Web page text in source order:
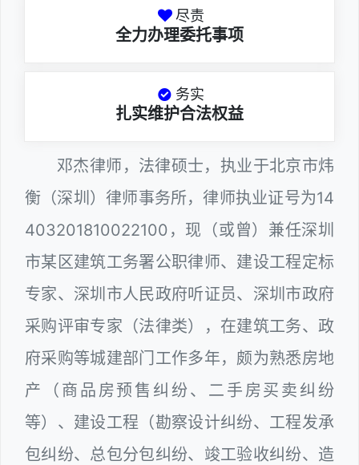
尽责
全力办理委托事项
务实
扎实维护合法权益
邓杰律师，法律硕士，执业于北京市炜
衡（深圳）律师事务所，律师执业证号为14
403201810022100，现（或曾）兼任深圳
市某区建筑工务署公职律师、建设工程定标
专家、深圳市人民政府听证员、深圳市政府
采购评审专家（法律类），在建筑工务、政
府采购等城建部门工作多年，颇为熟悉房地
产（商品房预售纠纷、二手房买卖纠纷
等）、建设工程（勘察设计纠纷、工程发承
包纠纷、总包分包纠纷、竣工验收纠纷、造